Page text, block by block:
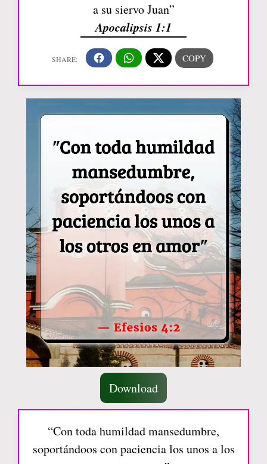
a su siervo Juan”
Apocalipsis 1:1
Download
“Con toda humildad mansedumbre,
soportándoos con paciencia los unos a los